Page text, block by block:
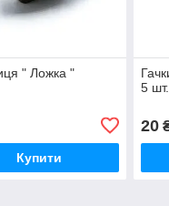
" Ложка "
Купити
5 шт.
20